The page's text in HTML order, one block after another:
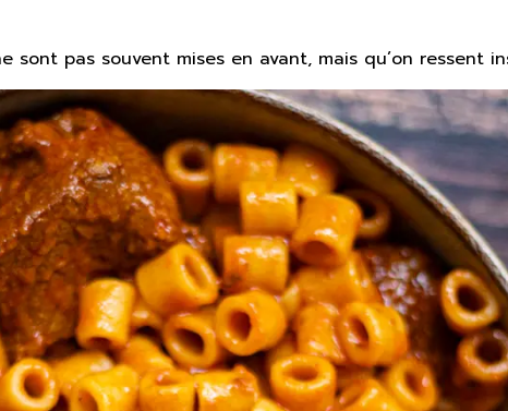
pas souvent mises en avant, mais qu’on ressent